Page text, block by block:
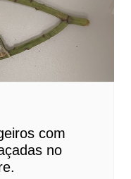
com
no